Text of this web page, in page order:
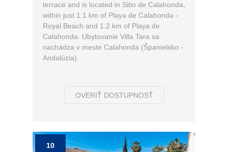
terrace and is located in Sitio de Calahonda,
within just 1.1 km of Playa de Calahonda -
Royal Beach and 1.2 km of Playa de
Calahonda. Ubytovanie Villa Tara sa
nachádza v meste Calahonda (Španielsko -
Andalúzia).
OVERIŤ DOSTUPNOSŤ
10